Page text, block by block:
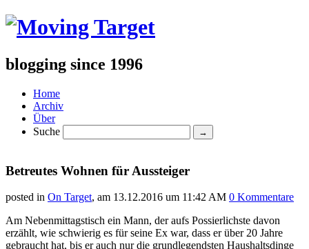
blogging since 1996
Home
Archiv
Über
Suche
Betreutes Wohnen für Aussteiger
posted in On Target, am 13.12.2016 um 11:42 AM 0 Kommentare
Am Nebenmittagstisch ein Mann, der aufs Possierlichste davon
erzählt, wie schwierig es für seine Ex war, dass er über 20 Jahre
gebraucht hat, bis er auch nur die grundlegendsten Haushaltsdinge